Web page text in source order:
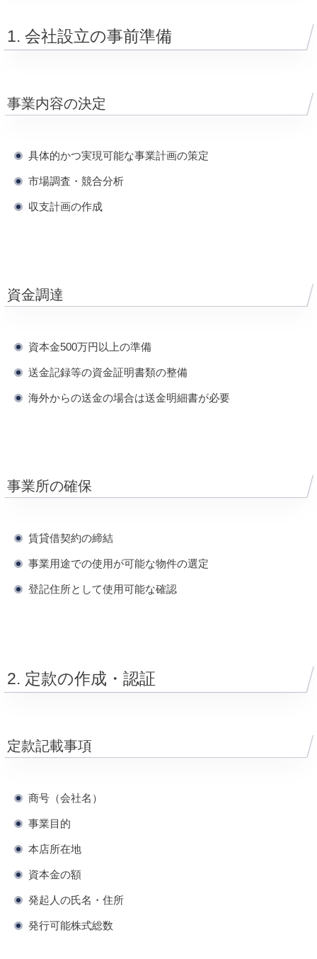
1. 会社設立の事前準備
事業内容の決定
具体的かつ実現可能な事業計画の策定
市場調査・競合分析
収支計画の作成
資金調達
資本金500万円以上の準備
送金記録等の資金証明書類の整備
海外からの送金の場合は送金明細書が必要
事業所の確保
賃貸借契約の締結
事業用途での使用が可能な物件の選定
登記住所として使用可能な確認
2. 定款の作成・認証
定款記載事項
商号（会社名）
事業目的
本店所在地
資本金の額
発起人の氏名・住所
発行可能株式総数